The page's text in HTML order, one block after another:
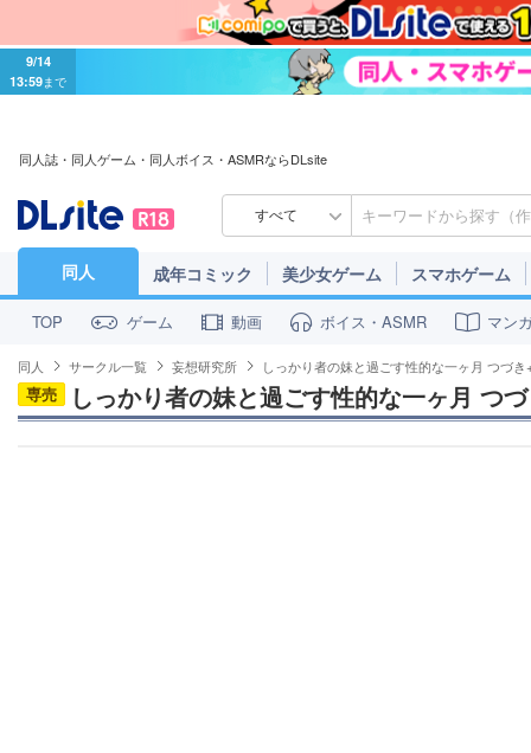
9/14
13:59まで
同人誌・同人ゲーム・同人ボイス・ASMRならDLsite
すべて
同人 成年コミック 美少女ゲーム スマホゲーム
TOP ゲーム 動画 ボイス・ASMR マン
同人 サークル一覧 妄想研究所 しっかり者の妹と過ごす性的な一ヶ月 つづ
専売 しっかり者の妹と過ごす性的な一ヶ月 つ